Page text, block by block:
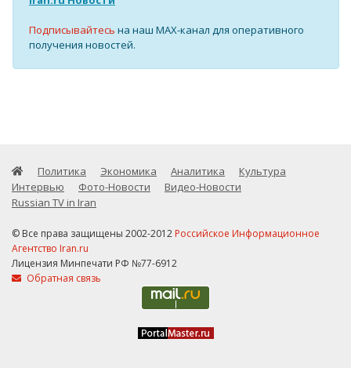
Подписывайтесь на наш MAX-канал для оперативного
получения новостей.
Политика Экономика Аналитика
Культура
Интервью
Фото-Новости
Видео-Новости
Russian TV in Iran
© Все права защищены 2002-2012 Российское Информационное
Агентство Iran.ru
Лицензия Минпечати РФ №77-6912
Обратная связь